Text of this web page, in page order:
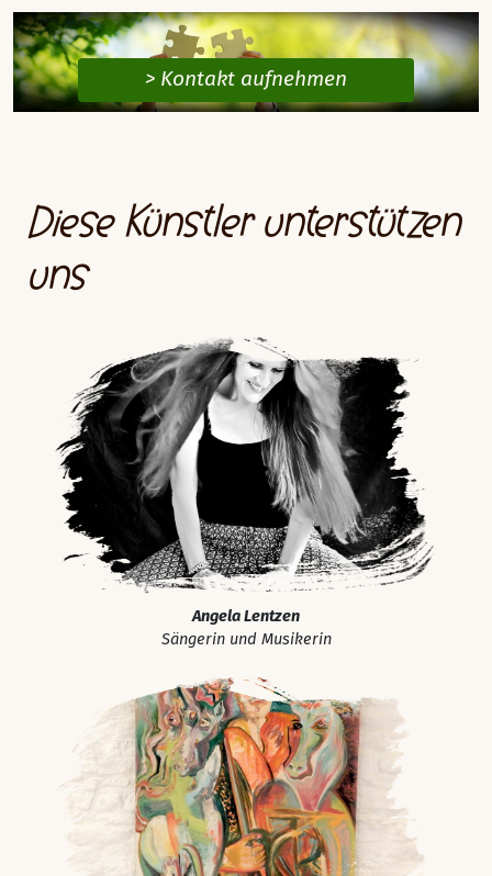
> Kontakt aufnehmen
Diese Künstler unterstützen
uns
Angela Lentzen
Sängerin und Musikerin